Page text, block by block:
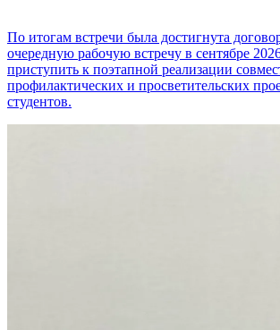
По итогам встречи была достигнута
очередную рабочую встречу в сентябре
приступить к поэтапной реализации
профилактических и просветительских
студентов.